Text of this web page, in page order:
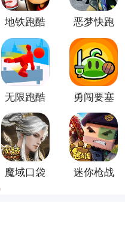
，根据自己的喜好下载
地铁跑酷 恶梦快跑
无限跑酷 勇闯要塞
魔域口袋
迷你枪战